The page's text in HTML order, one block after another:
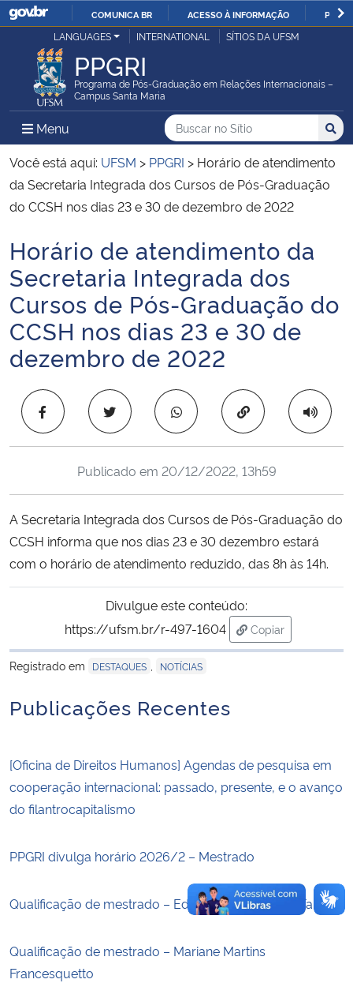
IR
O
COMUNICA BR ACESSO À INFORMAÇÃO
Ministério da Justiça e Segurança Pública
Ministério da Defesa
Ministério das Relações Exteriores
Ministério da Economia
Ministério da Infraestrutura
Ministério da Agricultura, Pecuária e Abastecimento
Ministério da Educação
Ministério da Cidadania
Ministério da Saúde
Ministério de Minas e Energia
Ministério da Ciência, Tecnologia, Inovações e Comunicações
Ministério do Meio Ambiente
Ministério do Desenvolvimento Regional
Controladoria-Geral da União
Ministério da Mulher, da Família e dos Direitos Humanos
Secretaria de Governo
Advocacia-Geral da União
Banco Central do Brasil
Planalto
LANGUAGES INTERNATIONAL SÍTIOS DA UFSM
PPGRI
Programa de Pós-Graduação em Relações Internacionais –
Campus Santa Maria
Menu Menu Principal do Sítio
Busca
Buscar no no Sítio
Busca:
Você está aqui: UFSM > PPGRI > Horário de atendimento
da Secretaria Integrada dos Cursos de Pós-Graduação
do CCSH nos dias 23 e 30 de dezembro de 2022
Início do conteúdo
Horário de atendimento da
Secretaria Integrada dos
Cursos de Pós-Graduação do
CCSH nos dias 23 e 30 de
dezembro de 2022
Copiar para área
Publicado em 20/12/2022, 13h59
A Secretaria Integrada dos Cursos de Pós-Graduação do
CCSH informa que nos dias 23 e 30 dezembro estará
com o horário de atendimento reduzido, das 8h às 14h.
Divulgue este conteúdo:
https://ufsm.br/r-497-1604
Copiar
para área de
Registrado em
DESTAQUES NOTÍCIAS
Publicações Recentes
[Oficina de Direitos Humanos] Agendas de pesquisa em
cooperação internacional: passado, presente, e o avanço
do filantrocapitalismo
PPGRI divulga horário 2026/2 – Mestrado
Qualificação de mestrado – Edson Arthur do Reis Farias
Qualificação de mestrado – Mariane Martins
Francesquetto